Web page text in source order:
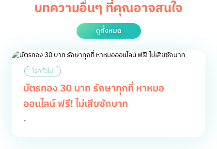
บทความอื่นๆ ที่คุณอาจสนใจ
ดูทั้งหมด
โรคทั่วไป
บัตรทอง 30 บาท รักษาทุกที่ หาหมอ
ออนไลน์ ฟรี! ไม่เสียซักบาท
-